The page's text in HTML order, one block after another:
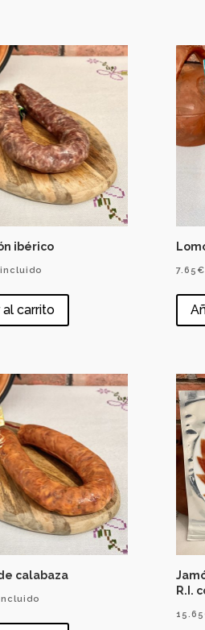
ibérico
incluido
al carrito
7.65 €
calabaza
R.I.
15.65